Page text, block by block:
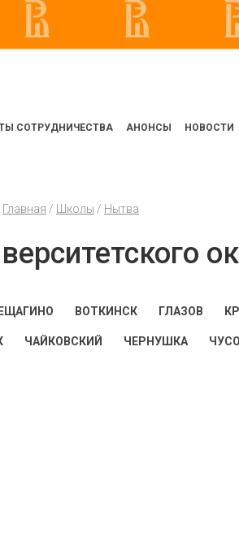
СОТРУДНИЧЕСТВА АНОНСЫ НОВОСТИ
Главная / Школы / Нытва
ВОТКИНСК ГЛАЗОВ
ЧАЙКОВСКИЙ ЧЕРНУШКА